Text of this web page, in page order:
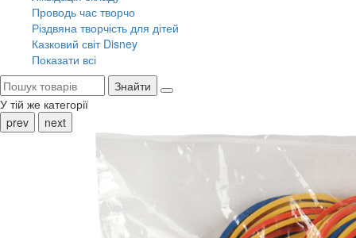
Проводь час творчо
Різдвяна творчість для дітей
Казковий світ Disney
Показати всі
Знайти
У тій же категорії
prev
next